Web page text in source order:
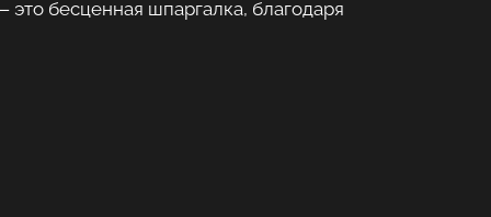
бесценная шпаргалка, благодаря